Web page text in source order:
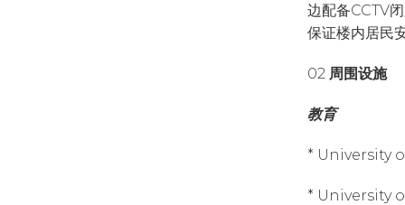
边配备CCTV
保证楼内居民
02 周围设施
教育
* University
* University